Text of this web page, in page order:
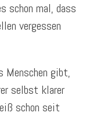
schon mal, dass
vergessen
Menschen gibt,
selbst klarer
schon seit